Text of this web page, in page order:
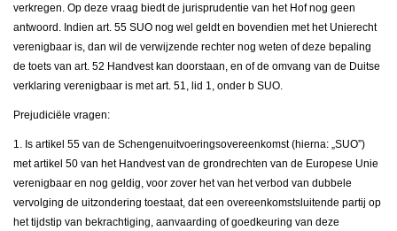
verkregen. Op deze vraag biedt de jurisprudentie van het Hof nog geen
antwoord. Indien art. 55 SUO nog wel geldt en bovendien met het Unierecht
verenigbaar is, dan wil de verwijzende rechter nog weten of deze bepaling
de toets van art. 52 Handvest kan doorstaan, en of de omvang van de Duitse
verklaring verenigbaar is met art. 51, lid 1, onder b SUO.
Prejudiciële vragen:
1. Is artikel 55 van de Schengenuitvoeringsovereenkomst (hierna: „SUO”)
met artikel 50 van het Handvest van de grondrechten van de Europese Unie
verenigbaar en nog geldig, voor zover het van het verbod van dubbele
vervolging de uitzondering toestaat, dat een overeenkomstsluitende partij op
het tijdstip van bekrachtiging, aanvaarding of goedkeuring van deze